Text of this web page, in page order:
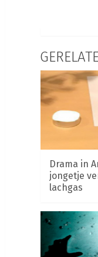
Drama in
jongetje
lachgas